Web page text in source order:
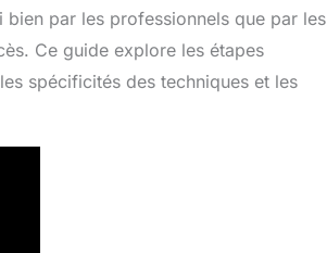
par les professionnels que par les
Ce guide explore les étapes
spécificités des techniques et les